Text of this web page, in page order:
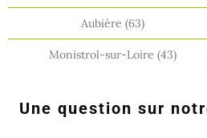
Aubière (63)
Monistrol-sur-Loire (43)
Une question sur